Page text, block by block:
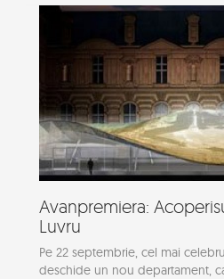
Avanpremiera:
Luvru
Pe 22 septembrie, cel mai
deschide un nou departament,